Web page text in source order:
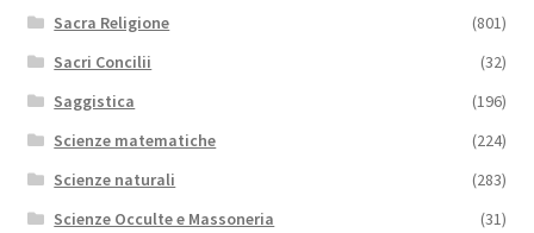
Sacra Religione
(801)
Sacri Concilii
(32)
Saggistica
(196)
Scienze matematiche
(224)
Scienze naturali
(283)
Scienze Occulte e Massoneria
(31)